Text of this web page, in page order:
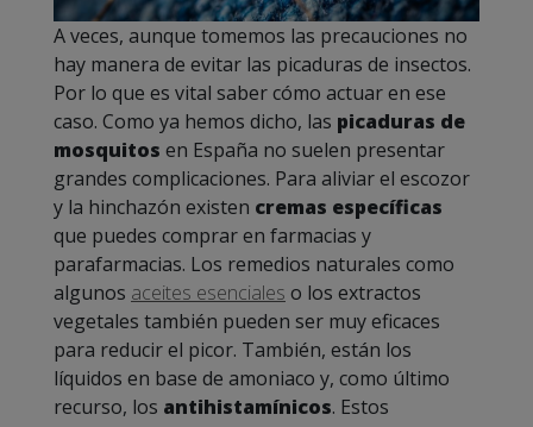
A veces, aunque tomemos las precauciones no
hay manera de evitar las picaduras de insectos.
Por lo que es vital saber cómo actuar en ese
caso. Como ya hemos dicho, las picaduras de
mosquitos en España no suelen presentar
grandes complicaciones. Para aliviar el escozor
y la hinchazón existen cremas específicas
que puedes comprar en farmacias y
parafarmacias. Los remedios naturales como
algunos aceites esenciales o los extractos
vegetales también pueden ser muy eficaces
para reducir el picor. También, están los
líquidos en base de amoniaco y, como último
recurso, los antihistamínicos. Estos